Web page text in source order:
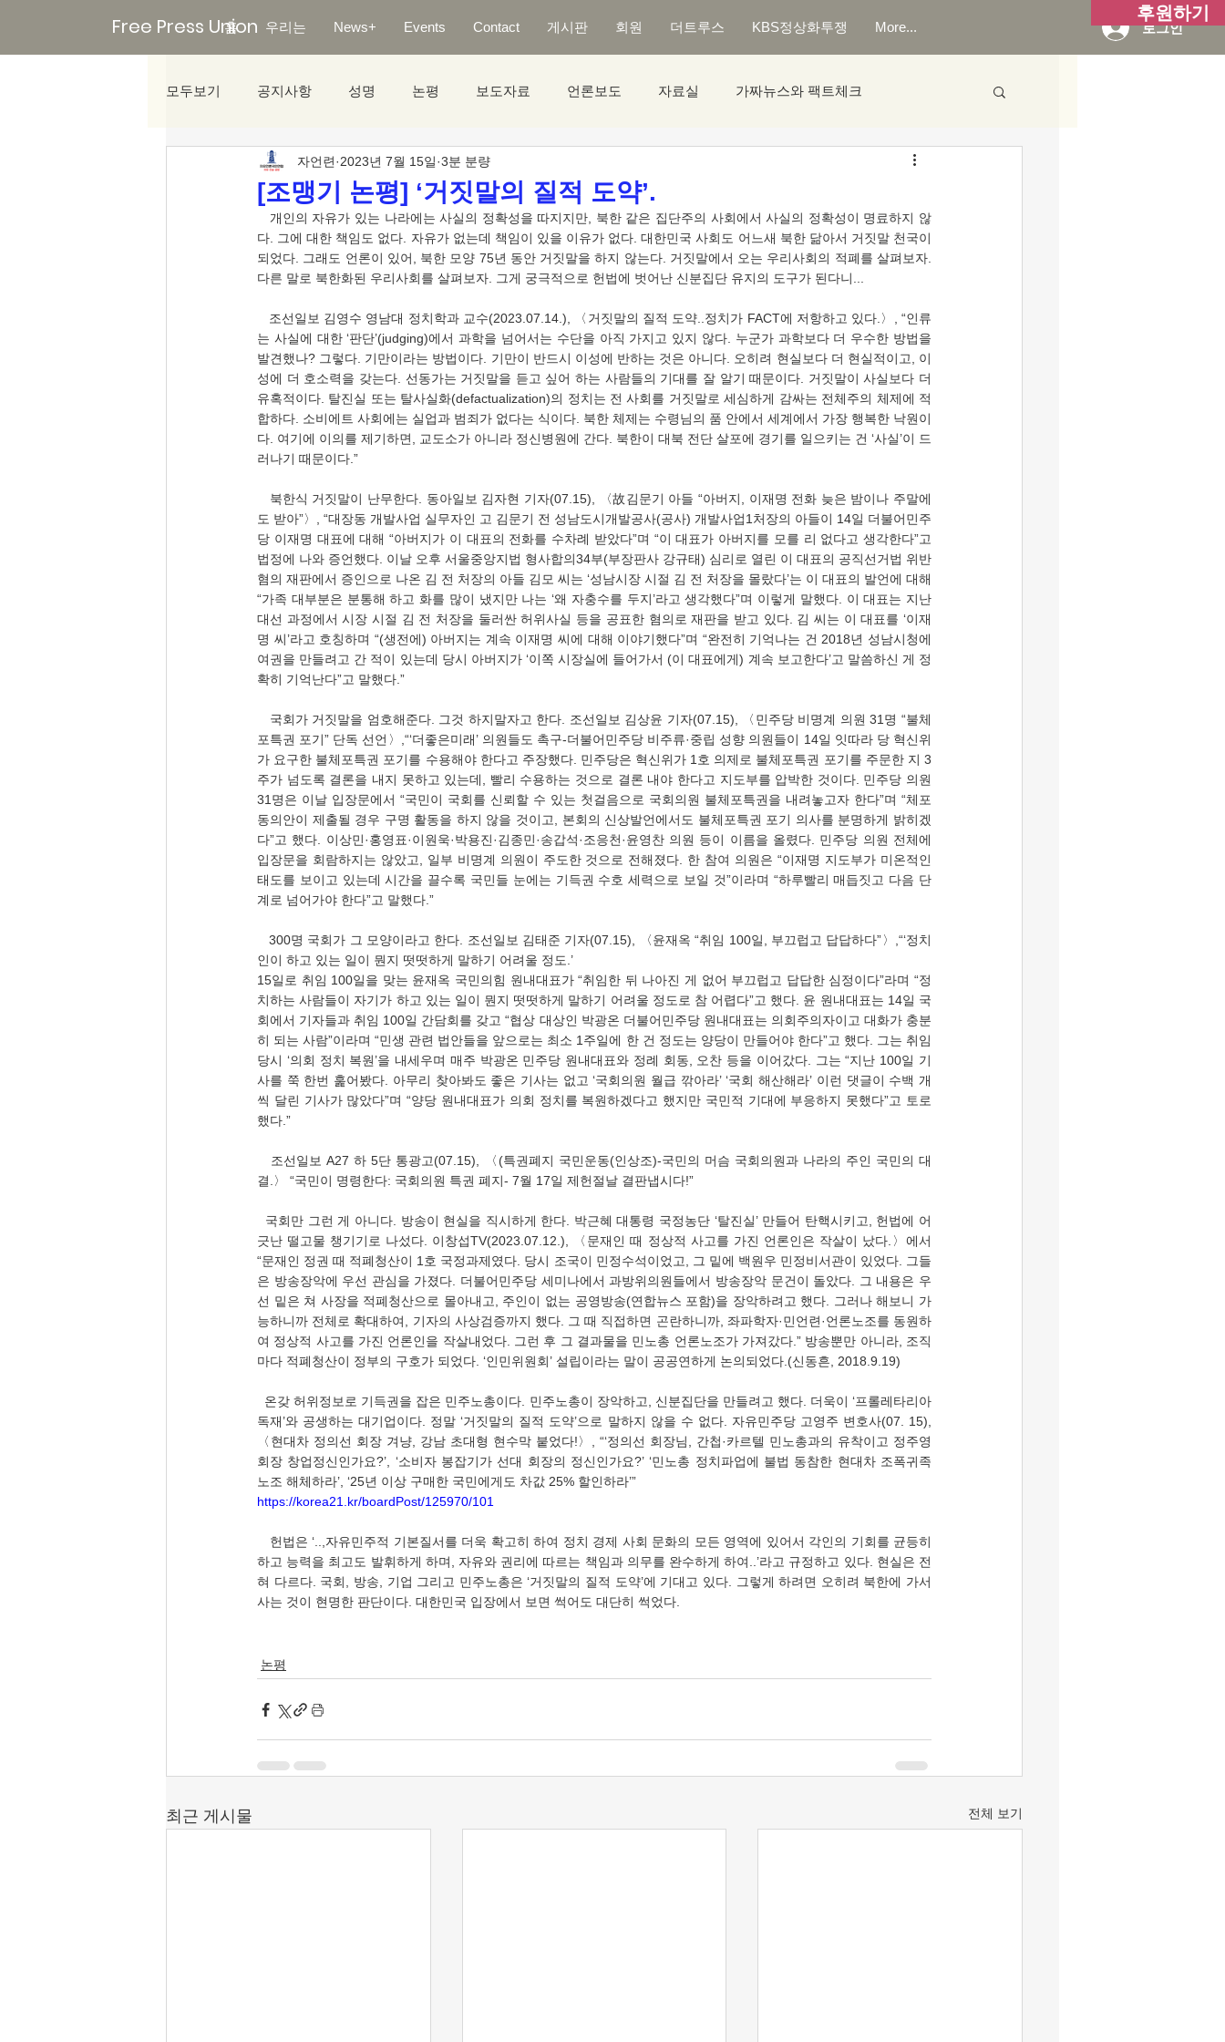
Free Press Union
홈 우리는 News+ Events Contact 게시판 회원 더트루스 KBS정상화투쟁 More... 로그인
후원하기
모두보기 공지사항 성명 논평 보도자료 언론보도 자료실 가짜뉴스와 팩트체크
미디어리포트
[조맹기 논평] ‘거짓말의 질적 도약’.
자언련 2023년 7월 15일 3분 분량
다. 그에 대한 책임도 없다. 자유가 없는데 책임이 있을 이유가 없다. 대한민국 사회도 어느새 북한 닮아서 거짓말 천국이
되었다. 그래도 언론이 있어, 북한 모양 75년 동안 거짓말을 하지 않는다. 거짓말에서 오는 우리사회의 적폐를 살펴보자.
다른 말로 북한화된 우리사회를 살펴보자. 그게 궁극적으로 헌법에 벗어난 신분집단 유지의 도구가 된다니...
는 사실에 대한 ‘판단’(judging)에서 과학을 넘어서는 수단을 아직 가지고 있지 않다. 누군가 과학보다 더 우수한 방법을
발견했나? 그렇다. 기만이라는 방법이다. 기만이 반드시 이성에 반하는 것은 아니다. 오히려 현실보다 더 현실적이고, 이
성에 더 호소력을 갖는다. 선동가는 거짓말을 듣고 싶어 하는 사람들의 기대를 잘 알기 때문이다. 거짓말이 사실보다 더
유혹적이다. 탈진실 또는 탈사실화(defactualization)의 정치는 전 사회를 거짓말로 세심하게 감싸는 전체주의 체제에 적
합하다. 소비에트 사회에는 실업과 범죄가 없다는 식이다. 북한 체제는 수령님의 품 안에서 세계에서 가장 행복한 낙원이
다. 여기에 이의를 제기하면, 교도소가 아니라 정신병원에 간다. 북한이 대북 전단 살포에 경기를 일으키는 건 ‘사실’이 드
러나기 때문이다.”
도 받아”〉, “대장동 개발사업 실무자인 고 김문기 전 성남도시개발공사(공사) 개발사업1처장의 아들이 14일 더불어민주
당 이재명 대표에 대해 “아버지가 이 대표의 전화를 수차례 받았다”며 “이 대표가 아버지를 모를 리 없다고 생각한다”고
법정에 나와 증언했다. 이날 오후 서울중앙지법 형사합의34부(부장판사 강규태) 심리로 열린 이 대표의 공직선거법 위반
혐의 재판에서 증인으로 나온 김 전 처장의 아들 김모 씨는 ‘성남시장 시절 김 전 처장을 몰랐다’는 이 대표의 발언에 대해
“가족 대부분은 분통해 하고 화를 많이 냈지만 나는 ‘왜 자충수를 두지’라고 생각했다”며 이렇게 말했다. 이 대표는 지난
대선 과정에서 시장 시절 김 전 처장을 둘러싼 허위사실 등을 공표한 혐의로 재판을 받고 있다. 김 씨는 이 대표를 ‘이재
명 씨’라고 호칭하며 “(생전에) 아버지는 계속 이재명 씨에 대해 이야기했다”며 “완전히 기억나는 건 2018년 성남시청에
여권을 만들려고 간 적이 있는데 당시 아버지가 ‘이쪽 시장실에 들어가서 (이 대표에게) 계속 보고한다’고 말씀하신 게 정
확히 기억난다”고 말했다.”
포특권 포기” 단독 선언〉,“‘더좋은미래’ 의원들도 촉구-더불어민주당 비주류·중립 성향 의원들이 14일 잇따라 당 혁신위
가 요구한 불체포특권 포기를 수용해야 한다고 주장했다. 민주당은 혁신위가 1호 의제로 불체포특권 포기를 주문한 지 3
주가 넘도록 결론을 내지 못하고 있는데, 빨리 수용하는 것으로 결론 내야 한다고 지도부를 압박한 것이다. 민주당 의원
31명은 이날 입장문에서 “국민이 국회를 신뢰할 수 있는 첫걸음으로 국회의원 불체포특권을 내려놓고자 한다”며 “체포
동의안이 제출될 경우 구명 활동을 하지 않을 것이고, 본회의 신상발언에서도 불체포특권 포기 의사를 분명하게 밝히겠
다”고 했다. 이상민·홍영표·이원욱·박용진·김종민·송갑석·조응천·윤영찬 의원 등이 이름을 올렸다. 민주당 의원 전체에
입장문을 회람하지는 않았고, 일부 비명계 의원이 주도한 것으로 전해졌다. 한 참여 의원은 “이재명 지도부가 미온적인
태도를 보이고 있는데 시간을 끌수록 국민들 눈에는 기득권 수호 세력으로 보일 것”이라며 “하루빨리 매듭짓고 다음 단
계로 넘어가야 한다”고 말했다.”
인이 하고 있는 일이 뭔지 떳떳하게 말하기 어려울 정도.’
15일로 취임 100일을 맞는 윤재옥 국민의힘 원내대표가 “취임한 뒤 나아진 게 없어 부끄럽고 답답한 심정이다”라며 “정
치하는 사람들이 자기가 하고 있는 일이 뭔지 떳떳하게 말하기 어려울 정도로 참 어렵다”고 했다. 윤 원내대표는 14일 국
회에서 기자들과 취임 100일 간담회를 갖고 “협상 대상인 박광온 더불어민주당 원내대표는 의회주의자이고 대화가 충분
히 되는 사람”이라며 “민생 관련 법안들을 앞으로는 최소 1주일에 한 건 정도는 양당이 만들어야 한다”고 했다. 그는 취임
당시 ‘의회 정치 복원’을 내세우며 매주 박광온 민주당 원내대표와 정례 회동, 오찬 등을 이어갔다. 그는 “지난 100일 기
사를 쭉 한번 훑어봤다. 아무리 찾아봐도 좋은 기사는 없고 ‘국회의원 월급 깎아라’ ‘국회 해산해라’ 이런 댓글이 수백 개
씩 달린 기사가 많았다”며 “양당 원내대표가 의회 정치를 복원하겠다고 했지만 국민적 기대에 부응하지 못했다”고 토로
했다.”
결.〉 “국민이 명령한다: 국회의원 특권 폐지- 7월 17일 제헌절날 결판냅시다!”
긋난 떨고물 챙기기로 나섰다. 이창섭TV(2023.07.12.), 〈문재인 때 정상적 사고를 가진 언론인은 작살이 났다.〉에서
“문재인 정권 때 적폐청산이 1호 국정과제였다. 당시 조국이 민정수석이었고, 그 밑에 백원우 민정비서관이 있었다. 그들
은 방송장악에 우선 관심을 가졌다. 더불어민주당 세미나에서 과방위의원들에서 방송장악 문건이 돌았다. 그 내용은 우
선 밑은 쳐 사장을 적폐청산으로 몰아내고, 주인이 없는 공영방송(연합뉴스 포함)을 장악하려고 했다. 그러나 해보니 가
능하니까 전체로 확대하여, 기자의 사상검증까지 했다. 그 때 직접하면 곤란하니까, 좌파학자·민언련·언론노조를 동원하
여 정상적 사고를 가진 언론인을 작살내었다. 그런 후 그 결과물을 민노총 언론노조가 가져갔다.” 방송뿐만 아니라, 조직
마다 적폐청산이 정부의 구호가 되었다. ‘인민위원회’ 설립이라는 말이 공공연하게 논의되었다.(신동흔, 2018.9.19)
독재’와 공생하는 대기업이다. 정말 ‘거짓말의 질적 도약’으로 말하지 않을 수 없다. 자유민주당 고영주 변호사(07. 15),
〈현대차 정의선 회장 겨냥, 강남 초대형 현수막 붙었다!〉, “‘정의선 회장님, 간첩·카르텔 민노총과의 유착이고 정주영
회장 창업정신인가요?’, ‘소비자 봉잡기가 선대 회장의 정신인가요?’ ‘민노총 정치파업에 불법 동참한 현대차 조폭귀족
노조 해체하라’, ‘25년 이상 구매한 국민에게도 차값 25% 할인하라’”
https://korea21.kr/boardPost/125970/101
하고 능력을 최고도 발휘하게 하며, 자유와 권리에 따르는 책임과 의무를 완수하게 하여..’라고 규정하고 있다. 현실은 전
혀 다르다. 국회, 방송, 기업 그리고 민주노총은 ‘거짓말의 질적 도약’에 기대고 있다. 그렇게 하려면 오히려 북한에 가서
사는 것이 현명한 판단이다. 대한민국 입장에서 보면 썩어도 대단히 썩었다.
논평
최근 게시물 전체 보기